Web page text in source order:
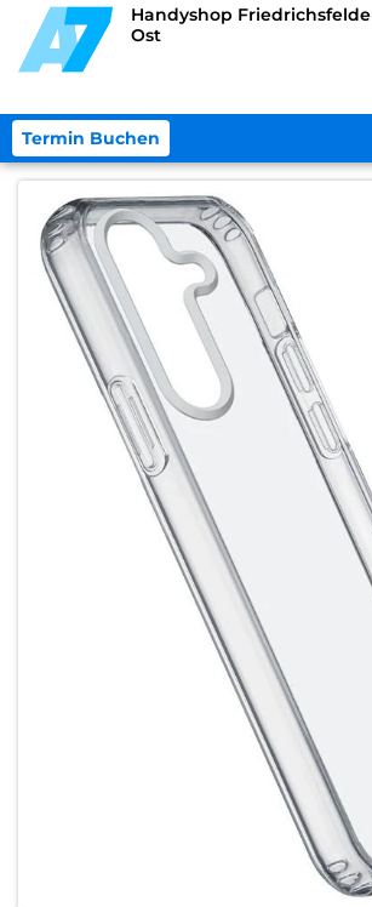
Handyshop Friedrichsfelde
Ost
Termin Buchen